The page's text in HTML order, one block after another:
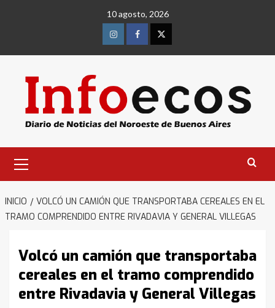
10 agosto, 2026
InstagramFacebookTwitter
primario
INICIO
VOLCÓ UN CAMIÓN QUE TRANSPORTABA CEREALES EN EL
TRAMO COMPRENDIDO ENTRE RIVADAVIA Y GENERAL VILLEGAS
Volcó un camión que transportaba
cereales en el tramo comprendido
entre Rivadavia y General Villegas